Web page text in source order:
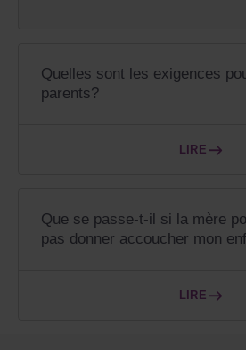
Quelles sont les exigences
parents?
LIRE
Que se passe-t-il si la mère
pas donner accoucher mon
LIRE